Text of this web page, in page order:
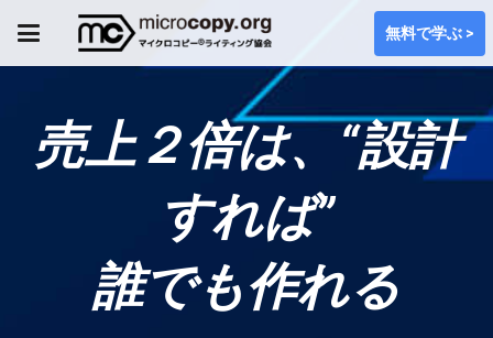
無料で学ぶ >
売上２倍は、“設計
すれば”
誰でも作れる